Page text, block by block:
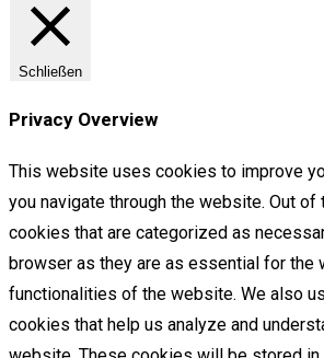
Schließen
Privacy Overview
This website uses cookies to improve
you navigate through the website. Out
cookies that are categorized as
browser as they are as essential for the
functionalities of the website. We also
cookies that help us analyze and